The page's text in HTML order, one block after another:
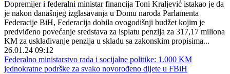
Dopremijer i federalni ministar financija Toni Kraljević istakao je da
je nakon današnjeg izglasavanja u Domu naroda Parlamenta
Federacije BiH, Federacija dobila ovogodišnji budžet kojim je
predviđeno povećanje sredstava za isplatu penzija za 317,17 miliona
KM za usklađivanje penzija u skladu sa zakonskim propisima...
26.01.24 09:12
Federalno ministarstvo rada i socijalne politike: 1.000 KM
jednokratne podrške za svako novorođeno dijete u FBiH